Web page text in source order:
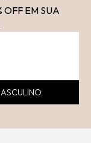
OFF EM SUA